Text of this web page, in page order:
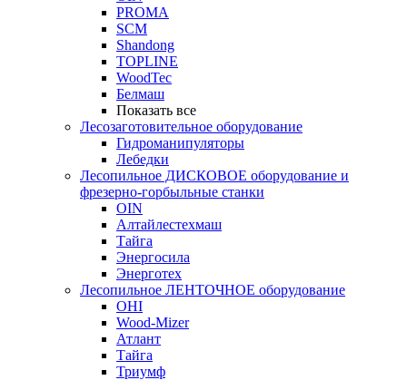
PROMA
SCM
Shandong
TOPLINE
WoodTec
Белмаш
Показать все
Лесозаготовительное оборудование
Гидроманипуляторы
Лебедки
Лесопильное ДИСКОВОЕ оборудование и
фрезерно-горбыльные станки
OIN
Алтайлестехмаш
Тайга
Энергосила
Энерготех
Лесопильное ЛЕНТОЧНОЕ оборудование
OHI
Wood-Mizer
Атлант
Тайга
Триумф